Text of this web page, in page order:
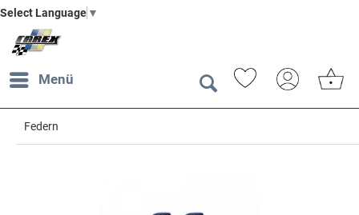
Select Language ▼
Menü
Federn